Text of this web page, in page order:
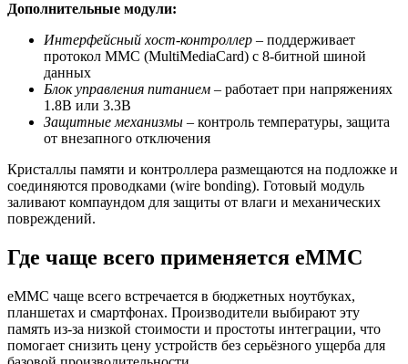
Дополнительные модули:
Интерфейсный хост-контроллер – поддерживает
протокол MMC (MultiMediaCard) с 8-битной шиной
данных
Блок управления питанием – работает при напряжениях
1.8В или 3.3В
Защитные механизмы – контроль температуры, защита
от внезапного отключения
Кристаллы памяти и контроллера размещаются на подложке и
соединяются проводками (wire bonding). Готовый модуль
заливают компаундом для защиты от влаги и механических
повреждений.
Где чаще всего применяется eMMC
eMMC чаще всего встречается в бюджетных ноутбуках,
планшетах и смартфонах. Производители выбирают эту
память из-за низкой стоимости и простоты интеграции, что
помогает снизить цену устройств без серьёзного ущерба для